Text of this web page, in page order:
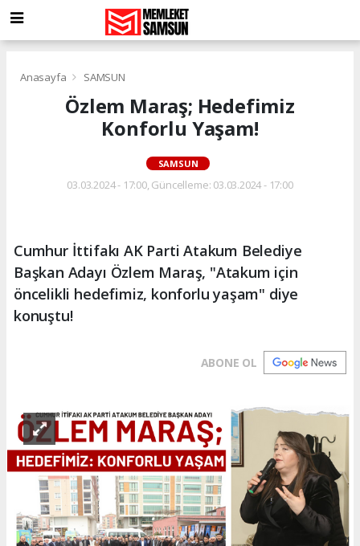
Anasayfa SAMSUN
Özlem Maraş; Hedefimiz
Konforlu Yaşam!
SAMSUN
03.03.2024 - 17:00, Güncelleme: 03.03.2024 - 17:00
Cumhur İttifakı AK Parti Atakum Belediye
Başkan Adayı Özlem Maraş, "Atakum için
öncelikli hedefimiz, konforlu yaşam" diye
konuştu!
ABONE OL